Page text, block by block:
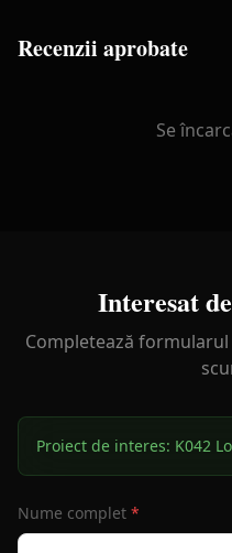
Recenzii aprobate
Se
Interesat
Completează
Proiect de interes: K042
Nume complet *